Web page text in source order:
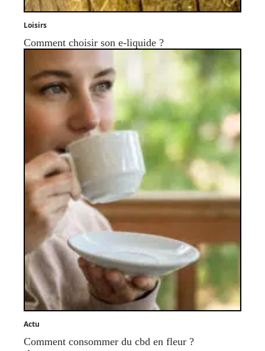
Loisirs
Comment choisir son e-liquide ?
Actu
Comment consommer du cbd en fleur ?